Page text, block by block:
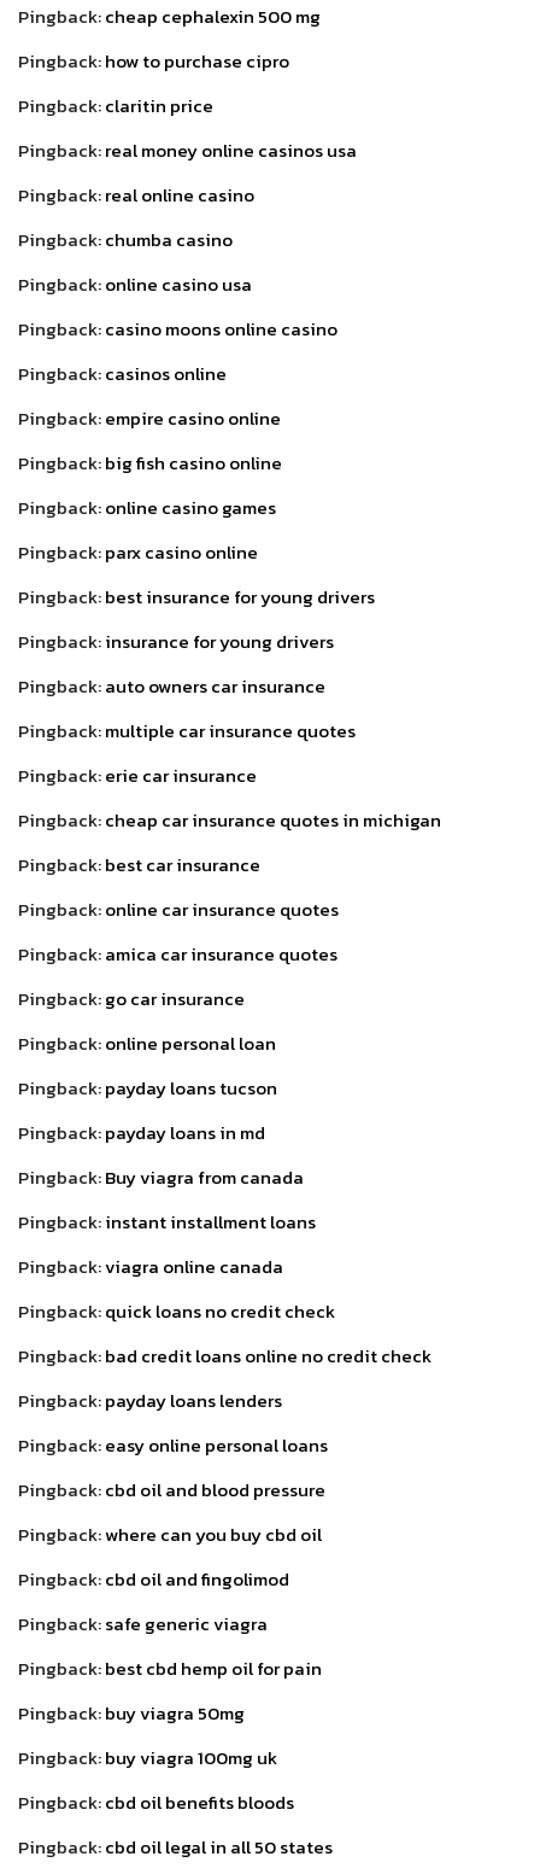
Pingback:cheap cephalexin 500 mg
Pingback:how to purchase cipro
Pingback:claritin price
Pingback:real money online casinos usa
Pingback:real online casino
Pingback:chumba casino
Pingback:online casino usa
Pingback:casino moons online casino
Pingback:casinos online
Pingback:empire casino online
Pingback:big fish casino online
Pingback:online casino games
Pingback:parx casino online
Pingback:best insurance for young drivers
Pingback:insurance for young drivers
Pingback:auto owners car insurance
Pingback:multiple car insurance quotes
Pingback:erie car insurance
Pingback:cheap car insurance quotes in michigan
Pingback:best car insurance
Pingback:online car insurance quotes
Pingback:amica car insurance quotes
Pingback:go car insurance
Pingback:online personal loan
Pingback:payday loans tucson
Pingback:payday loans in md
Pingback:Buy viagra from canada
Pingback:instant installment loans
Pingback:viagra online canada
Pingback:quick loans no credit check
Pingback:bad credit loans online no credit check
Pingback:payday loans lenders
Pingback:easy online personal loans
Pingback:cbd oil and blood pressure
Pingback:where can you buy cbd oil
Pingback:cbd oil and fingolimod
Pingback:safe generic viagra
Pingback:best cbd hemp oil for pain
Pingback:buy viagra 50mg
Pingback:buy viagra 100mg uk
Pingback:cbd oil benefits bloods
Pingback:cbd oil legal in all 50 states